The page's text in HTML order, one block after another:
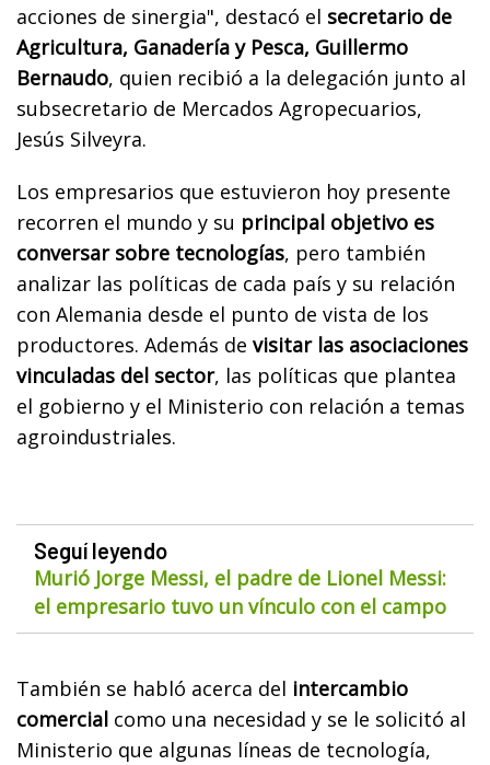
acciones de sinergia", destacó el secretario de
Agricultura, Ganadería y Pesca, Guillermo
Bernaudo, quien recibió a la delegación junto al
subsecretario de Mercados Agropecuarios,
Jesús Silveyra.
Los empresarios que estuvieron hoy presente
recorren el mundo y su principal objetivo es
conversar sobre tecnologías, pero también
analizar las políticas de cada país y su relación
con Alemania desde el punto de vista de los
productores. Además de visitar las asociaciones
vinculadas del sector, las políticas que plantea
el gobierno y el Ministerio con relación a temas
agroindustriales.
Seguí leyendo
Murió Jorge Messi, el padre de Lionel Messi:
el empresario tuvo un vínculo con el campo
También se habló acerca del intercambio
comercial como una necesidad y se le solicitó al
Ministerio que algunas líneas de tecnología,